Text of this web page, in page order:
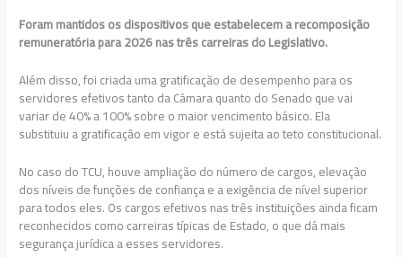
Foram mantidos os dispositivos que estabelecem a recomposição
remuneratória para 2026 nas três carreiras do Legislativo.
Além disso, foi criada uma gratificação de desempenho para os
servidores efetivos tanto da Câmara quanto do Senado que vai
variar de 40% a 100% sobre o maior vencimento básico. Ela
substituiu a gratificação em vigor e está sujeita ao teto constitucional.
No caso do TCU, houve ampliação do número de cargos, elevação
dos níveis de funções de confiança e a exigência de nível superior
para todos eles. Os cargos efetivos nas três instituições ainda ficam
reconhecidos como carreiras típicas de Estado, o que dá mais
segurança jurídica a esses servidores.